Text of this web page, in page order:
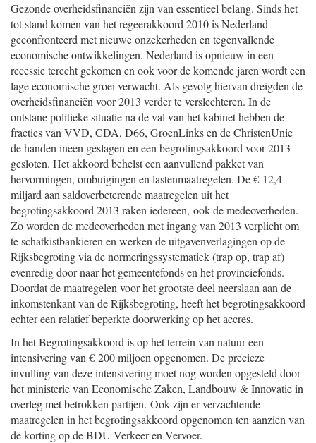
Gezonde overheidsfinanciën zijn van essentieel belang. Sinds het
tot stand komen van het regeerakkoord 2010 is Nederland
geconfronteerd met nieuwe onzekerheden en tegenvallende
economische ontwikkelingen. Nederland is opnieuw in een
recessie terecht gekomen en ook voor de komende jaren wordt een
lage economische groei verwacht. Als gevolg hiervan dreigden de
overheidsfinanciën voor 2013 verder te verslechteren. In de
ontstane politieke situatie na de val van het kabinet hebben de
fracties van VVD, CDA, D66, GroenLinks en de ChristenUnie
de handen ineen geslagen en een begrotingsakkoord voor 2013
gesloten. Het akkoord behelst een aanvullend pakket van
hervormingen, ombuigingen en lastenmaatregelen. De € 12,4
miljard aan saldoverbeterende maatregelen uit het
begrotingsakkoord 2013 raken iedereen, ook de medeoverheden.
Zo worden de medeoverheden met ingang van 2013 verplicht om
te schatkistbankieren en werken de uitgavenverlagingen op de
Rijksbegroting via de normeringssystematiek (trap op, trap af)
evenredig door naar het gemeentefonds en het provinciefonds.
Doordat de maatregelen voor het grootste deel neerslaan aan de
inkomstenkant van de Rijksbegroting, heeft het begrotingsakkoord
echter een relatief beperkte doorwerking op het accres.
In het Begrotingsakkoord is op het terrein van natuur een
intensivering van € 200 miljoen opgenomen. De precieze
invulling van deze intensivering moet nog worden opgesteld door
het ministerie van Economische Zaken, Landbouw & Innovatie in
overleg met betrokken partijen. Ook zijn er verzachtende
maatregelen in het begrotingsakkoord opgenomen ten aanzien van
de korting op de BDU Verkeer en Vervoer.